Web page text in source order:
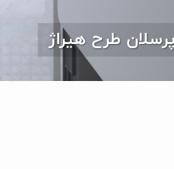
طرح هیراژ